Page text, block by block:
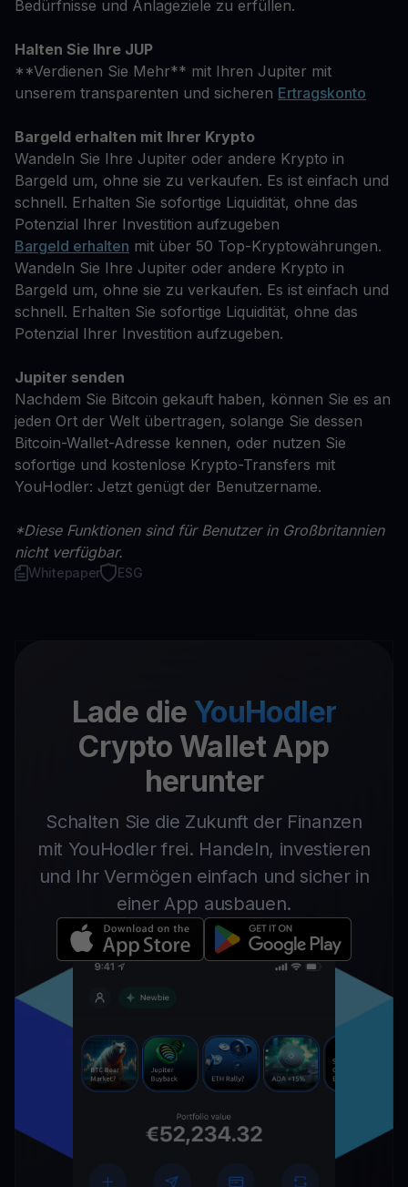
Bedürfnisse und Anlageziele zu erfüllen.
Halten Sie Ihre JUP
**Verdienen Sie Mehr** mit Ihren Jupiter mit
unserem transparenten und sicheren Ertragskonto
Bargeld erhalten mit Ihrer Krypto
Wandeln Sie Ihre Jupiter oder andere Krypto in
Bargeld um, ohne sie zu verkaufen. Es ist einfach und
schnell. Erhalten Sie sofortige Liquidität, ohne das
Potenzial Ihrer Investition aufzugeben
Bargeld erhalten mit über 50 Top-Kryptowährungen.
Wandeln Sie Ihre Jupiter oder andere Krypto in
Bargeld um, ohne sie zu verkaufen. Es ist einfach und
schnell. Erhalten Sie sofortige Liquidität, ohne das
Potenzial Ihrer Investition aufzugeben.
Jupiter senden
Nachdem Sie Bitcoin gekauft haben, können Sie es an
jeden Ort der Welt übertragen, solange Sie dessen
Bitcoin-Wallet-Adresse kennen, oder nutzen Sie
sofortige und kostenlose Krypto-Transfers mit
YouHodler: Jetzt genügt der Benutzername.
*Diese Funktionen sind für Benutzer in Großbritannien
nicht verfügbar.
Whitepaper ESG
Lade die YouHodler
Crypto Wallet App
herunter
Schalten Sie die Zukunft der Finanzen
mit YouHodler frei. Handeln, investieren
und Ihr Vermögen einfach und sicher in
einer App ausbauen.